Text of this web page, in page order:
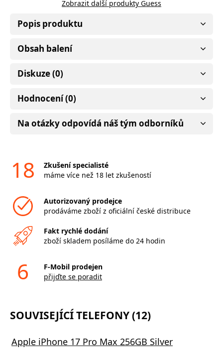
Zobrazit další produkty Guess
Popis produktu
Obsah balení
Diskuze (0)
Hodnocení (0)
Na otázky odpovídá náš tým odborníků
18
Zkušení specialisté
máme více než 18 let zkušeností
Autorizovaný prodejce
prodáváme zboží z oficiální české distribuce
Fakt rychlé dodání
zboží skladem posíláme do 24 hodin
6
F-Mobil prodejen
přijďte se poradit
SOUVISEJÍCÍ TELEFONY (12)
Apple iPhone 17 Pro Max 256GB Silver